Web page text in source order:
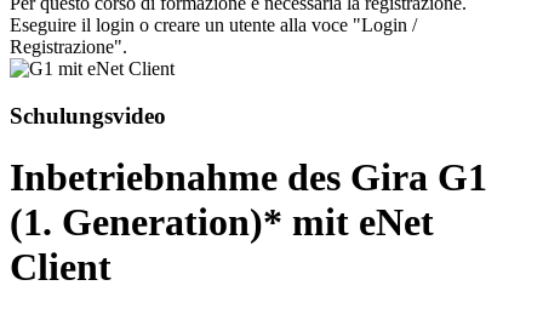
Eseguire il login o creare un utente alla voce "Login /
Registrazione".
Schulungsvideo
Inbetriebnahme des Gira G1
(1. Generation)* mit eNet
Client